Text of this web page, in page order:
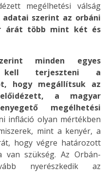
megélhetési válság
adatai szerint az orbáni
árát több mint két és
minden egyes
kell terjeszteni a
hogy megállítsuk az
a magyar
megélhetési
infláció olyan mértékben
mint a kenyér, a
hogy végre határozott
van szükség. Az Orbán-
nyerészkedik az